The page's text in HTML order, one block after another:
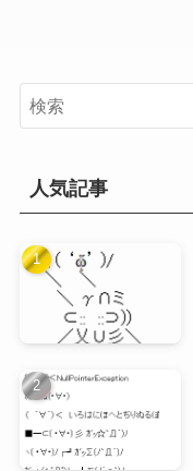
人気記事